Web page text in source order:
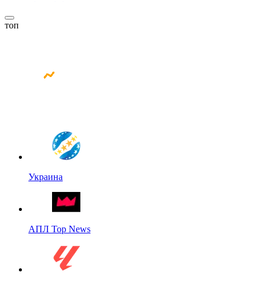
топ
Украина
АПЛ Top News